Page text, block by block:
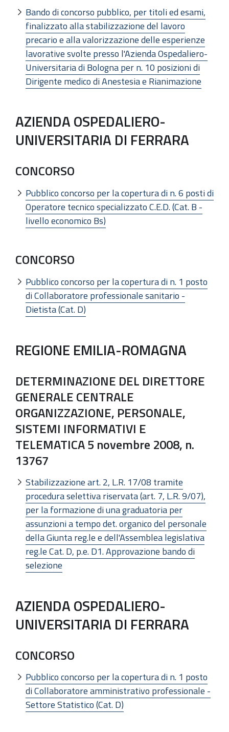
Bando di concorso pubblico, per titoli ed esami,
finalizzato alla stabilizzazione del lavoro
precario e alla valorizzazione delle esperienze
lavorative svolte presso l'Azienda Ospedaliero-
Universitaria di Bologna per n. 10 posizioni di
Dirigente medico di Anestesia e Rianimazione
AZIENDA OSPEDALIERO-
UNIVERSITARIA DI FERRARA
CONCORSO
Pubblico concorso per la copertura di n. 6 posti di
Operatore tecnico specializzato C.E.D. (Cat. B -
livello economico Bs)
CONCORSO
Pubblico concorso per la copertura di n. 1 posto
di Collaboratore professionale sanitario -
Dietista (Cat. D)
REGIONE EMILIA-ROMAGNA
DETERMINAZIONE DEL DIRETTORE
GENERALE CENTRALE
ORGANIZZAZIONE, PERSONALE,
SISTEMI INFORMATIVI E
TELEMATICA 5 novembre 2008, n.
13767
Stabilizzazione art. 2, L.R. 17/08 tramite
procedura selettiva riservata (art. 7, L.R. 9/07),
per la formazione di una graduatoria per
assunzioni a tempo det. organico del personale
della Giunta reg.le e dell'Assemblea legislativa
reg.le Cat. D, p.e. D1. Approvazione bando di
selezione
AZIENDA OSPEDALIERO-
UNIVERSITARIA DI FERRARA
CONCORSO
Pubblico concorso per la copertura di n. 1 posto
di Collaboratore amministrativo professionale -
Settore Statistico (Cat. D)